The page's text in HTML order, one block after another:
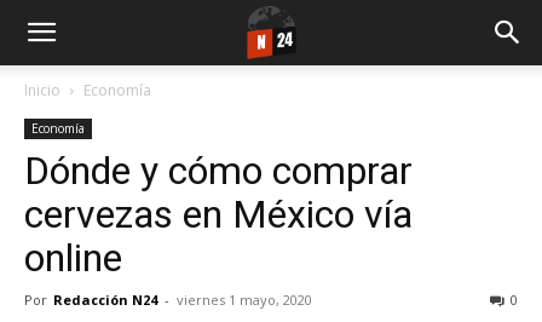
Inicio Economía
Economía
Dónde y cómo comprar
cervezas en México vía
online
Por Redacción N24 - viernes 1 mayo, 2020 0